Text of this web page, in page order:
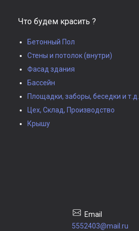
Что будем красить ?
Бетонный Пол
Стены и потолок (внутри)
Фасад здания
Бассейн
Площадки, заборы, беседки и т.д.
Цех, Склад, Производство
Крышу
5552403@mail.ru